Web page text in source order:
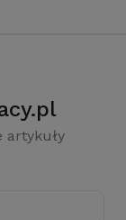
artykuły